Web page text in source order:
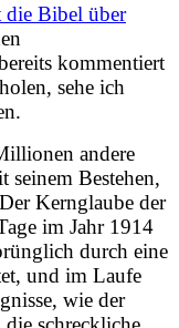
die Bibel über
kommentiert
sehe ich
andere
seinem Bestehen,
Kernglaube der
im Jahr 1914
durch eine
und im Laufe
wie der